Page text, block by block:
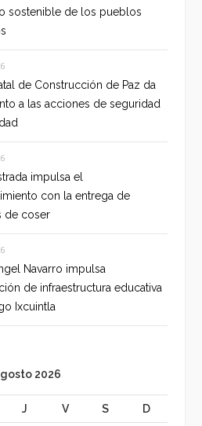
sostenible de los pueblos
de Construcción de Paz da
a las acciones de seguridad
impulsa el
con la entrega de
de coser
Navarro impulsa
de infraestructura educativa
Ixcuintla
2026
J V S D